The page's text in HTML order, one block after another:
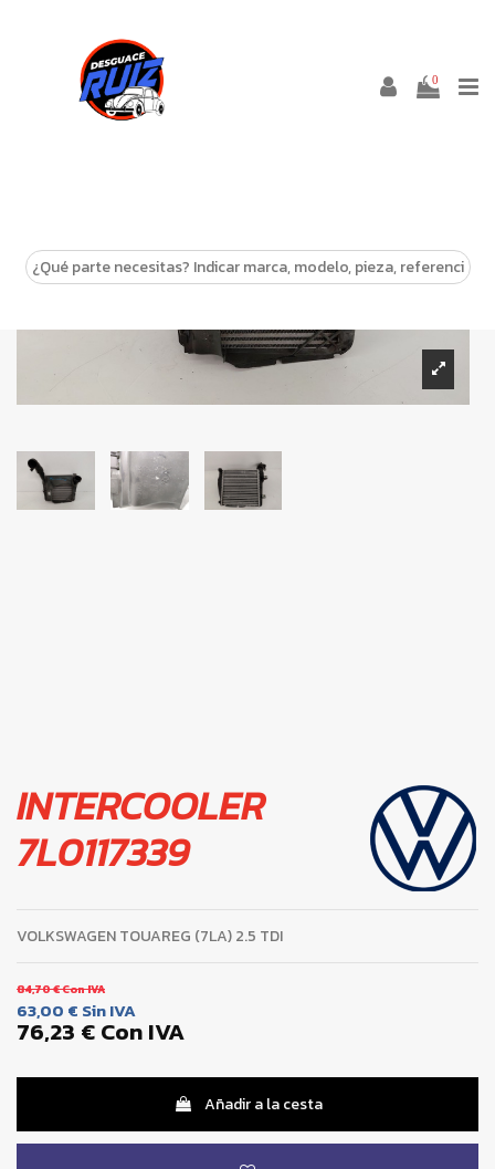
0
INTERCOOLER
7L0117339
VOLKSWAGEN TOUAREG (7LA) 2.5 TDI
84,70 €Con IVA
63,00 € Sin IVA
76,23 €Con IVA
Añadir a la cesta